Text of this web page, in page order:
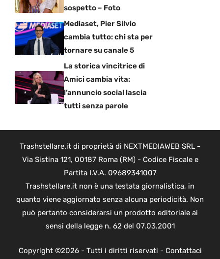
sospetto – Foto
Mediaset, Pier Silvio
cambia tutto: chi sta per
tornare su canale 5
La storica vincitrice di
Amici cambia vita:
l’annuncio social lascia
tutti senza parole
Trashstellare.it di proprietà di NEXTMEDIAWEB SRL -
Via Sistina 121, 00187 Roma (RM) - Codice Fiscale e
Partita I.V.A. 09689341007
Trashstellare.it non è una testata giornalistica, in
quanto viene aggiornato senza alcuna periodicità. Non
può pertanto considerarsi un prodotto editoriale ai
sensi della legge n. 62 del 07.03.2001
Copyright ©2026 - Tutti i diritti riservati - Contattaci